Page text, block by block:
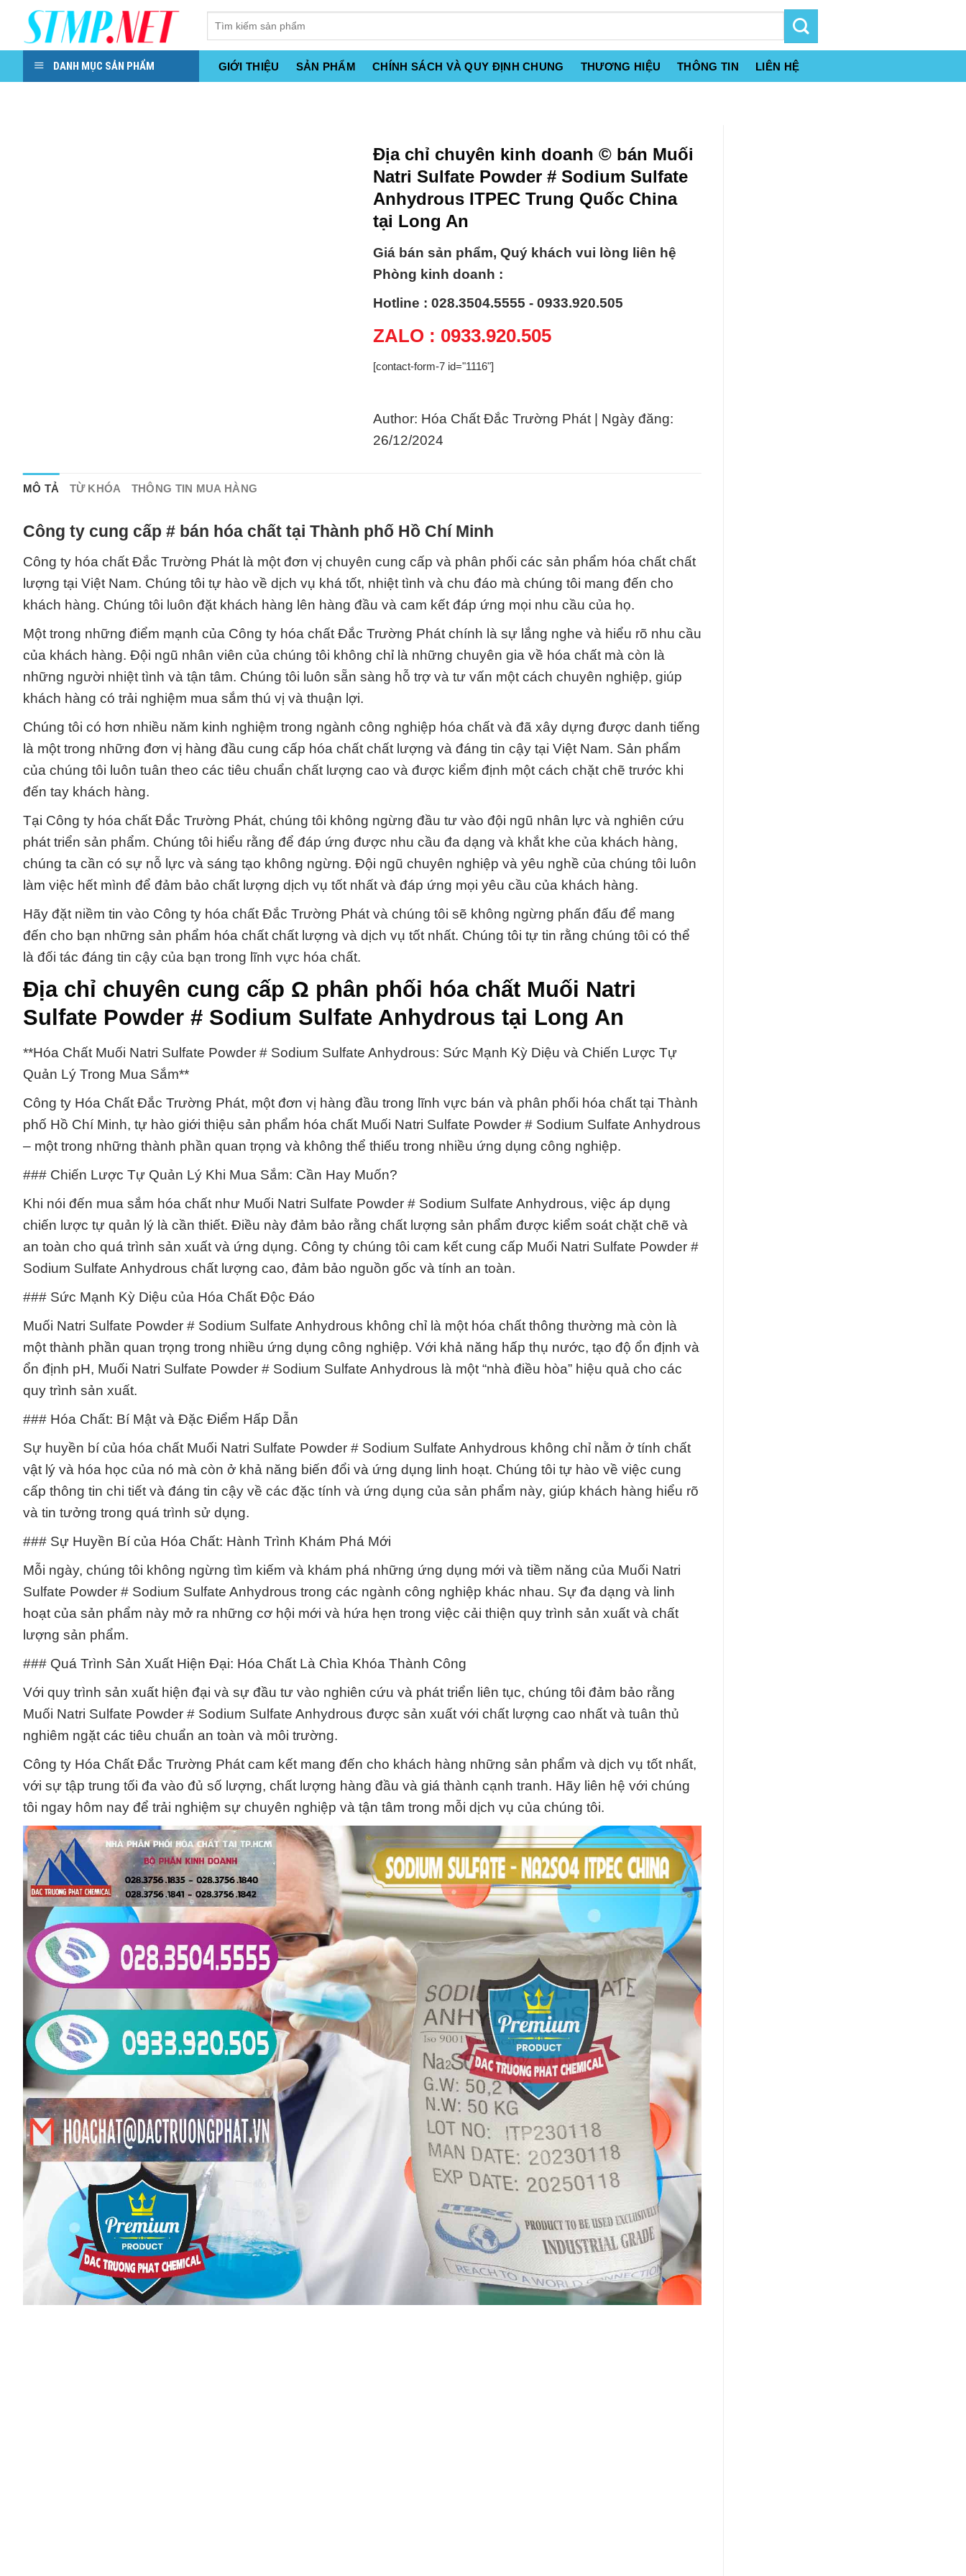
content
DANH MỤC SẢN PHẨM GIỚI THIỆU SẢN PHẨM CHÍNH SÁCH VÀ QUY ĐỊNH CHUNG THƯƠNG HIỆU THÔNG TIN LIÊN HỆ
Địa chỉ chuyên kinh doanh © bán Muối
Natri Sulfate Powder # Sodium Sulfate
Anhydrous ITPEC Trung Quốc China
tại Long An
Giá bán sản phẩm, Quý khách vui lòng liên hệ
Phòng kinh doanh :
Hotline : 028.3504.5555 - 0933.920.505
ZALO : 0933.920.505
[contact-form-7 id="1116"]
Author: Hóa Chất Đắc Trường Phát | Ngày đăng:
26/12/2024
MÔ TẢ TỪ KHÓA THÔNG TIN MUA HÀNG
Công ty cung cấp # bán hóa chất tại Thành phố Hồ Chí Minh
Công ty hóa chất Đắc Trường Phát là một đơn vị chuyên cung cấp và phân phối các sản phẩm hóa chất chất
lượng tại Việt Nam. Chúng tôi tự hào về dịch vụ khá tốt, nhiệt tình và chu đáo mà chúng tôi mang đến cho
khách hàng. Chúng tôi luôn đặt khách hàng lên hàng đầu và cam kết đáp ứng mọi nhu cầu của họ.
Một trong những điểm mạnh của Công ty hóa chất Đắc Trường Phát chính là sự lắng nghe và hiểu rõ nhu cầu
của khách hàng. Đội ngũ nhân viên của chúng tôi không chỉ là những chuyên gia về hóa chất mà còn là
những người nhiệt tình và tận tâm. Chúng tôi luôn sẵn sàng hỗ trợ và tư vấn một cách chuyên nghiệp, giúp
khách hàng có trải nghiệm mua sắm thú vị và thuận lợi.
Chúng tôi có hơn nhiều năm kinh nghiệm trong ngành công nghiệp hóa chất và đã xây dựng được danh tiếng
là một trong những đơn vị hàng đầu cung cấp hóa chất chất lượng và đáng tin cậy tại Việt Nam. Sản phẩm
của chúng tôi luôn tuân theo các tiêu chuẩn chất lượng cao và được kiểm định một cách chặt chẽ trước khi
đến tay khách hàng.
Tại Công ty hóa chất Đắc Trường Phát, chúng tôi không ngừng đầu tư vào đội ngũ nhân lực và nghiên cứu
phát triển sản phẩm. Chúng tôi hiểu rằng để đáp ứng được nhu cầu đa dạng và khắt khe của khách hàng,
chúng ta cần có sự nỗ lực và sáng tạo không ngừng. Đội ngũ chuyên nghiệp và yêu nghề của chúng tôi luôn
làm việc hết mình để đảm bảo chất lượng dịch vụ tốt nhất và đáp ứng mọi yêu cầu của khách hàng.
Hãy đặt niềm tin vào Công ty hóa chất Đắc Trường Phát và chúng tôi sẽ không ngừng phấn đấu để mang
đến cho bạn những sản phẩm hóa chất chất lượng và dịch vụ tốt nhất. Chúng tôi tự tin rằng chúng tôi có thể
là đối tác đáng tin cậy của bạn trong lĩnh vực hóa chất.
Địa chỉ chuyên cung cấp Ω phân phối hóa chất Muối Natri
Sulfate Powder # Sodium Sulfate Anhydrous tại Long An
**Hóa Chất Muối Natri Sulfate Powder # Sodium Sulfate Anhydrous: Sức Mạnh Kỳ Diệu và Chiến Lược Tự
Quản Lý Trong Mua Sắm**
Công ty Hóa Chất Đắc Trường Phát, một đơn vị hàng đầu trong lĩnh vực bán và phân phối hóa chất tại Thành
phố Hồ Chí Minh, tự hào giới thiệu sản phẩm hóa chất Muối Natri Sulfate Powder # Sodium Sulfate Anhydrous
– một trong những thành phần quan trọng và không thể thiếu trong nhiều ứng dụng công nghiệp.
### Chiến Lược Tự Quản Lý Khi Mua Sắm: Cần Hay Muốn?
Khi nói đến mua sắm hóa chất như Muối Natri Sulfate Powder # Sodium Sulfate Anhydrous, việc áp dụng
chiến lược tự quản lý là cần thiết. Điều này đảm bảo rằng chất lượng sản phẩm được kiểm soát chặt chẽ và
an toàn cho quá trình sản xuất và ứng dụng. Công ty chúng tôi cam kết cung cấp Muối Natri Sulfate Powder #
Sodium Sulfate Anhydrous chất lượng cao, đảm bảo nguồn gốc và tính an toàn.
### Sức Mạnh Kỳ Diệu của Hóa Chất Độc Đáo
Muối Natri Sulfate Powder # Sodium Sulfate Anhydrous không chỉ là một hóa chất thông thường mà còn là
một thành phần quan trọng trong nhiều ứng dụng công nghiệp. Với khả năng hấp thụ nước, tạo độ ổn định và
ổn định pH, Muối Natri Sulfate Powder # Sodium Sulfate Anhydrous là một “nhà điều hòa” hiệu quả cho các
quy trình sản xuất.
### Hóa Chất: Bí Mật và Đặc Điểm Hấp Dẫn
Sự huyền bí của hóa chất Muối Natri Sulfate Powder # Sodium Sulfate Anhydrous không chỉ nằm ở tính chất
vật lý và hóa học của nó mà còn ở khả năng biến đổi và ứng dụng linh hoạt. Chúng tôi tự hào về việc cung
cấp thông tin chi tiết và đáng tin cậy về các đặc tính và ứng dụng của sản phẩm này, giúp khách hàng hiểu rõ
và tin tưởng trong quá trình sử dụng.
### Sự Huyền Bí của Hóa Chất: Hành Trình Khám Phá Mới
Mỗi ngày, chúng tôi không ngừng tìm kiếm và khám phá những ứng dụng mới và tiềm năng của Muối Natri
Sulfate Powder # Sodium Sulfate Anhydrous trong các ngành công nghiệp khác nhau. Sự đa dạng và linh
hoạt của sản phẩm này mở ra những cơ hội mới và hứa hẹn trong việc cải thiện quy trình sản xuất và chất
lượng sản phẩm.
### Quá Trình Sản Xuất Hiện Đại: Hóa Chất Là Chìa Khóa Thành Công
Với quy trình sản xuất hiện đại và sự đầu tư vào nghiên cứu và phát triển liên tục, chúng tôi đảm bảo rằng
Muối Natri Sulfate Powder # Sodium Sulfate Anhydrous được sản xuất với chất lượng cao nhất và tuân thủ
nghiêm ngặt các tiêu chuẩn an toàn và môi trường.
Công ty Hóa Chất Đắc Trường Phát cam kết mang đến cho khách hàng những sản phẩm và dịch vụ tốt nhất,
với sự tập trung tối đa vào đủ số lượng, chất lượng hàng đầu và giá thành cạnh tranh. Hãy liên hệ với chúng
tôi ngay hôm nay để trải nghiệm sự chuyên nghiệp và tận tâm trong mỗi dịch vụ của chúng tôi.